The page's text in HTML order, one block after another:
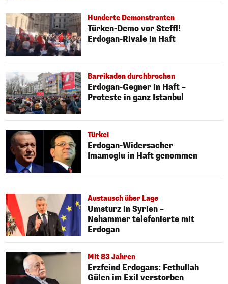
Hunderte Demonstranten
Türken-Demo vor Steffl!
Erdogan-Rivale in Haft
Barrikaden durchbrochen
Erdogan-Gegner in Haft –
Proteste in ganz Istanbul
Türkei
Erdogan-Widersacher
Imamoglu in Haft genommen
Austausch über Lage
Umsturz in Syrien –
Nehammer telefonierte mit
Erdogan
Mit 83 Jahren
Erzfeind Erdogans: Fethullah
Gülen im Exil verstorben